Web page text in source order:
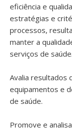
eficiência e
estratégias e
processos,
manter a
serviços de saúde.
Avalia resultados
equipamentos e
de saúde.
Promove e